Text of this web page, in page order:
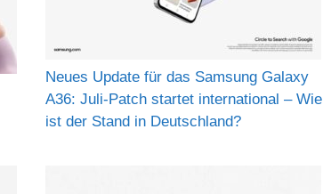
Neues Update für das Samsung Galaxy
A36: Juli-Patch startet international – Wie
ist der Stand in Deutschland?